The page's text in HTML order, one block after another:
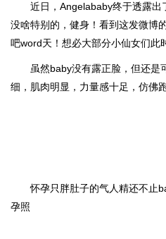
近日，Angelababy终于透露
没啥特别的，健身！看到这发微博
吧word天！想必大部分小仙女们此
虽然baby没有露正脸，但还是
细，肌肉明显，力量感十足，仿佛
怀孕只胖肚子的气人精还不止
孕照